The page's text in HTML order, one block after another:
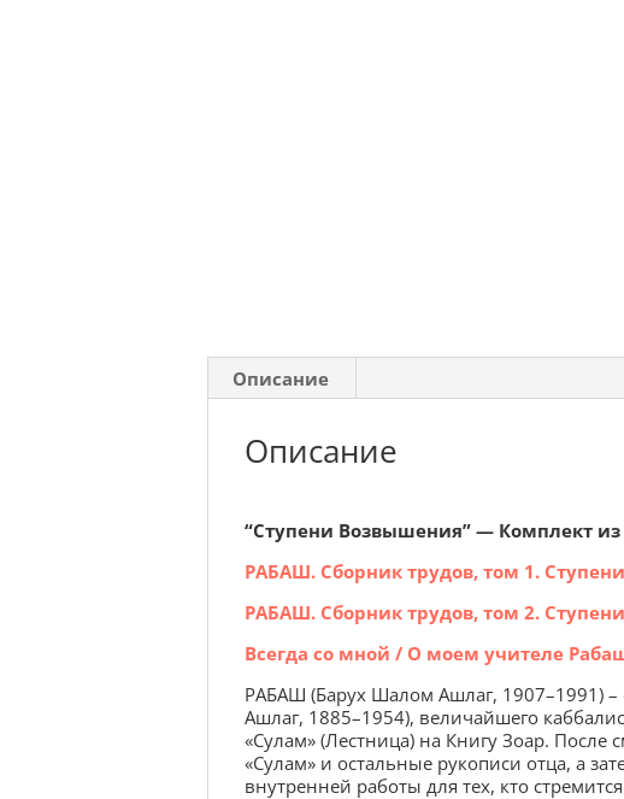
Описание
Описание
“Ступени Возвышения” — Комплект из
РАБАШ. Сборник трудов, том 1.
РАБАШ. Сборник трудов, том 2.
Всегда со мной / О моем учителе
РАБАШ (Барух Шалом Ашлаг, 1907–1991)
Ашлаг, 1885–1954), величайшего
«Сулам» (Лестница) на Книгу Зоар.
«Сулам» и остальные рукописи отца, а
внутренней работы для тех, кто